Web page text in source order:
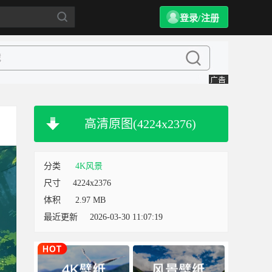
登录/注册
高清原图(4224x2376)
分类
4K风景
尺寸
4224x2376
体积
2.97 MB
最近更新
2026-03-30 11:07:19